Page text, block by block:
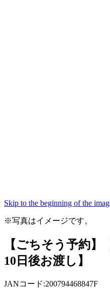
Skip to the beginning of the
※写真はイメージです。
【ごちそう予約
10日後お渡し】
JANコード:200794468847F